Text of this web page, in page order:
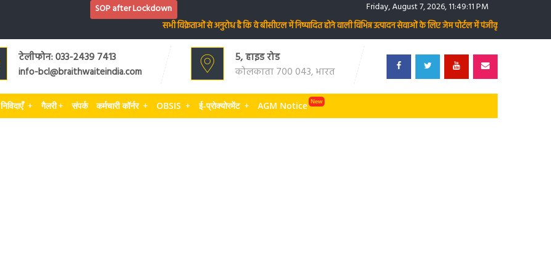
SOP after Lockdown
Friday, August 7, 2026, 11:49:12 PM
सभी विक्रेताओं से अनुरोध है कि वे बीसीएल में निष्पादित होने वाली विभिन्न उत्पादन सेवाओं के लिए जेम पोर्टल में पंजीकृत हों। संबंधित
टेलीफोन: 033-2439 7413
info-bcl@braithwaiteindia.com
5, हाइड रोड
कोलकाता 700 043, भारत
निविदाएँ + गैलरी+ संपर्क कर्मचारी कॉर्नर + OBSIS + ई-प्रोक्योरमेंट + AGM Notice